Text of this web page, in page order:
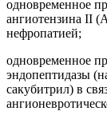
одновременное
ангиотензина II
нефропатией;
одновременное
эндопептидазы
сакубитрил) в